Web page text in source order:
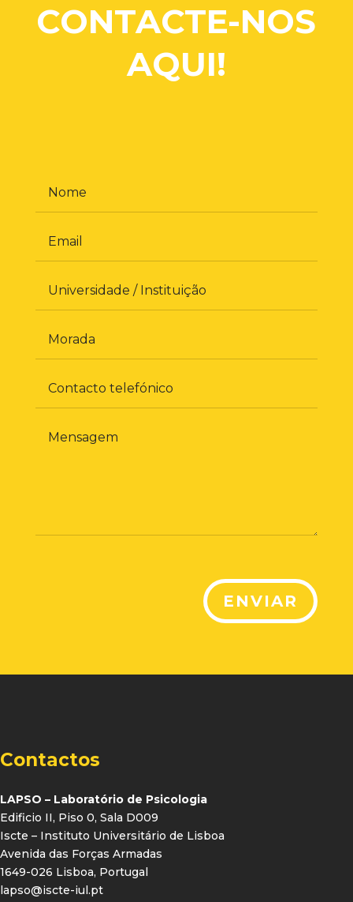
CONTACTE-NOS
AQUI!
ENVIAR
Contactos
LAPSO – Laboratório de Psicologia
Edificio II, Piso 0, Sala D009
Iscte – Instituto Universitário de Lisboa
Avenida das Forças Armadas
1649-026 Lisboa, Portugal
lapso@iscte-iul.pt